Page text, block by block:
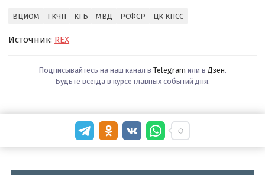
ВЦИОМ ГКЧП КГБ МВД РСФСР ЦК КПСС
Источник: REX
Подписывайтесь на наш канал в Telegram или в Дзен.
Будьте всегда в курсе главных событий дня.